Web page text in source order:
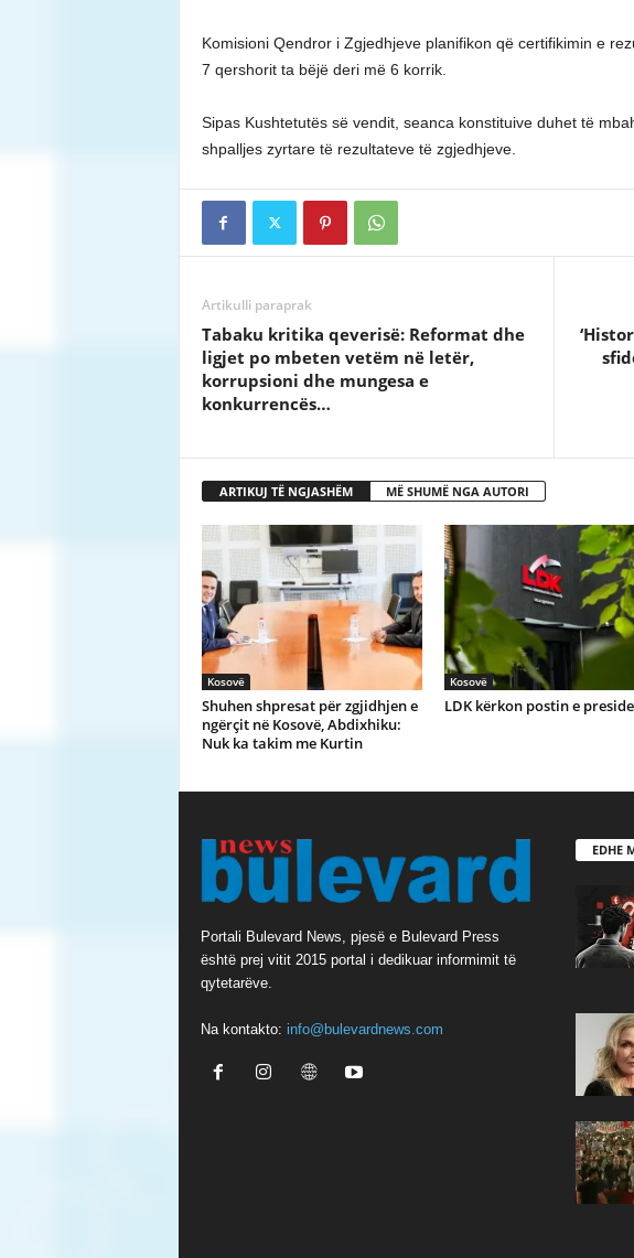
Komisioni Qendror i Zgjedhjeve planifikon që certifikimin e
7 qershorit ta bëjë deri më 6 korrik.
Sipas Kushtetutës së vendit, seanca konstituive duhet të
shpalljes zyrtare të rezultateve të zgjedhjeve.
Artikulli paraprak
Tabaku kritika qeverisë: Reformat dhe
ligjet po mbeten vetëm në letër,
korrupsioni dhe mungesa e
konkurrencës…
ARTIKUJ TË NGJASHËM MË SHUMË NGA AUTORI
Kosovë
Shuhen shpresat për zgjidhjen e
ngërçit në Kosovë, Abdixhiku:
Nuk ka takim me Kurtin
Kosovë
LDK kërkon postin e
Portali Bulevard News, pjesë e Bulevard Press
është prej vitit 2015 portal i dedikuar informimit të
qytetarëve.
Na kontakto: info@bulevardnews.com
EDHE